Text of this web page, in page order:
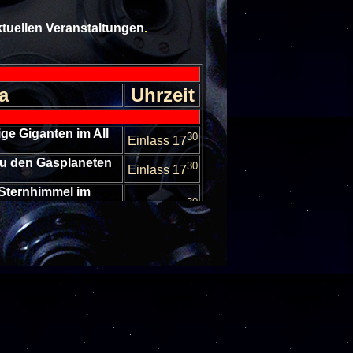
Veranstaltungen.
Uhrzeit
Giganten im All
Einlass 1730
den Gasplaneten
Einlass 1730
im
Einlass 1730
im
Einlass 1730
im